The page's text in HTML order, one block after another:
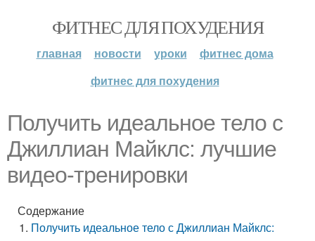
ФИТНЕС ДЛЯ ПОХУДЕНИЯ
главная новости уроки
фитнес дома
фитнес для похудения
Получить идеальное тело с
Джиллиан Майклс: лучшие
видео-тренировки
Содержание
Получить идеальное тело с Джиллиан Майклс: